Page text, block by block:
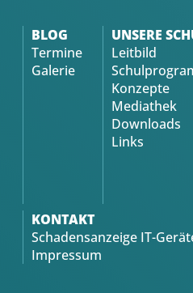
BLOG
Termine
Galerie
UNSERE
Leitbild
Konzepte
Mediathek
Downloads
Links
KONTAKT
Schadensanzeige IT-
Impressum